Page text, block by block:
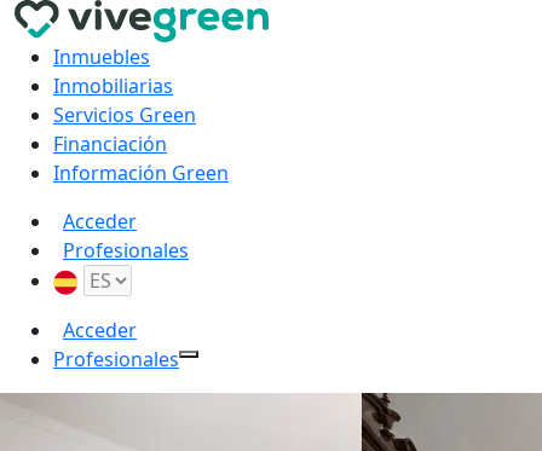
Inmuebles
Inmobiliarias
Servicios Green
Financiación
Información Green
Acceder
Profesionales
Acceder
Profesionales